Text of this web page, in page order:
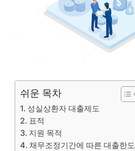
쉬운 목차
성실상환자 대출제도
표적
지원 목적
채무조정기간에 따른 대출한도